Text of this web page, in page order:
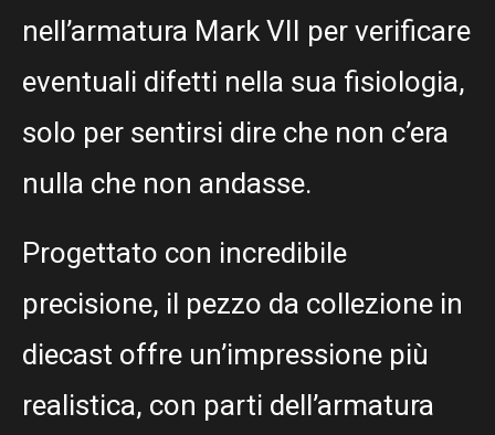
nell’armatura Mark VII per verificare
eventuali difetti nella sua fisiologia,
solo per sentirsi dire che non c’era
nulla che non andasse.
Progettato con incredibile
precisione, il pezzo da collezione in
diecast offre un’impressione più
realistica, con parti dell’armatura